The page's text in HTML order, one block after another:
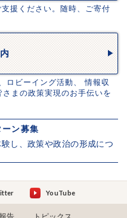
援ください。随時、ご寄付
ロビーイング活動、 情報収
まの政策実現のお手伝いを
ーン募集
し、政策や政治の形成につ
YouTube